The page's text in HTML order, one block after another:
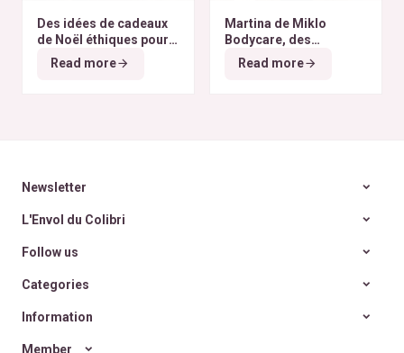
Des idées de cadeaux
de Noël éthiques pour
tous les budgets
Read more
Martina de Miklo
Bodycare, des
déodorants naturels et
zéro déchet
A la
Read more
Newsletter
L'Envol du Colibri
Follow us
Categories
Information
Member